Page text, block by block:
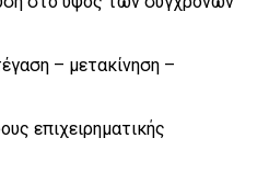
– μετακίνηση –
επιχειρηματικής